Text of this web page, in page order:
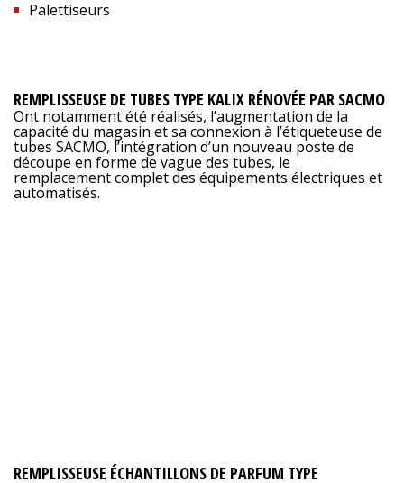
Palettiseurs
REMPLISSEUSE DE TUBES TYPE KALIX RÉNOVÉE PAR SACMO
Ont notamment été réalisés, l’augmentation de la
capacité du magasin et sa connexion à l’étiqueteuse de
tubes SACMO, l’intégration d’un nouveau poste de
découpe en forme de vague des tubes, le
remplacement complet des équipements électriques et
automatisés.
REMPLISSEUSE ÉCHANTILLONS DE PARFUM TYPE